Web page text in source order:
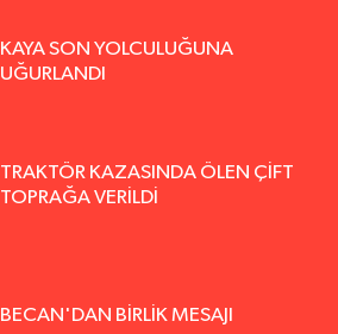
KAYA SON YOLCULUĞUNA
UĞURLANDI
TRAKTÖR KAZASINDA ÖLEN ÇİFT
TOPRAĞA VERİLDİ
BECAN'DAN BİRLİK MESAJI